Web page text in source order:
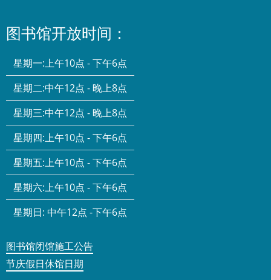
图书馆开放时间：
星期一:上午10点 - 下午6点
星期二:中午12点 - 晚上8点
星期三:中午12点 - 晚上8点
星期四:上午10点 - 下午6点
星期五:上午10点 - 下午6点
星期六:上午10点 - 下午6点
星期日: 中午12点 -下午6点
图书馆闭馆施工公告
节庆假日休馆日期